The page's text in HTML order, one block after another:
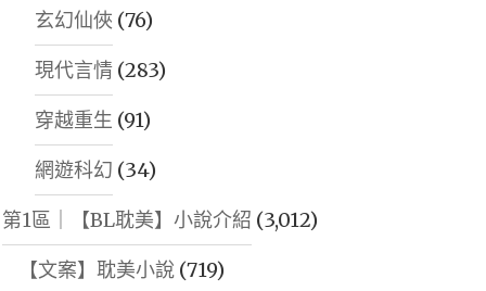
玄幻仙俠 (76)
現代言情(283)
穿越重生 (91)
網遊科幻 (34)
第1區｜【BL耽美】小說介紹 (3,012)
【文案】耽美小說(719)